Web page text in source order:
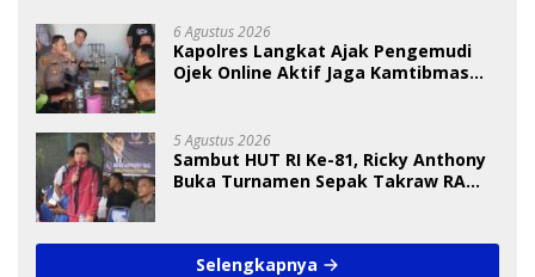
6 Agustus 2026
Kapolres Langkat Ajak Pengemudi
Ojek Online Aktif Jaga Kamtibmas
5 Agustus 2026
Sambut HUT RI Ke-81, Ricky Anthony
Buka Turnamen Sepak Takraw RA
Selengkapnya